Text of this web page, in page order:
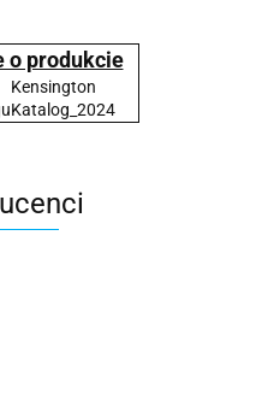
o produkcie
Kensington
Katalog_2024